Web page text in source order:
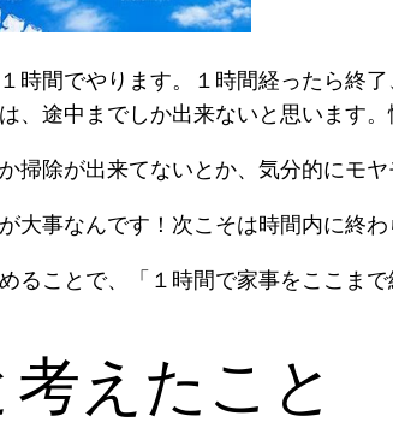
時間でやります。１時間経ったら終了
、途中までしか出来ないと思います。
掃除が出来てないとか、気分的にモ
大事なんです！次こそは時間内に終
ることで、「１時間で家事をここま
えたこと